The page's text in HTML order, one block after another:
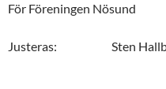
För Föreningen
Justeras: Sten